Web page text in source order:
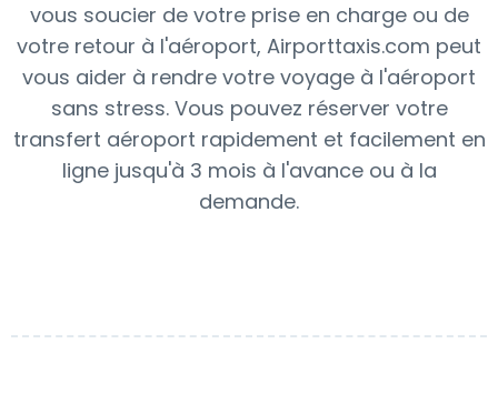
vous soucier de votre prise en charge ou de
votre retour à l'aéroport, Airporttaxis.com peut
vous aider à rendre votre voyage à l'aéroport
sans stress. Vous pouvez réserver votre
transfert aéroport rapidement et facilement en
ligne jusqu'à 3 mois à l'avance ou à la
demande.